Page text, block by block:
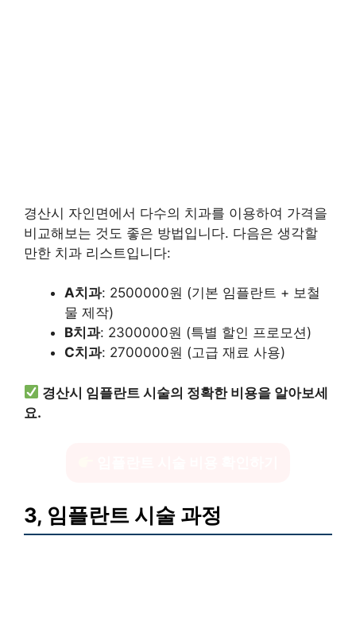
경산시 자인면에서 다수의 치과를 이용하여 가격을
비교해보는 것도 좋은 방법입니다. 다음은 생각할
만한 치과 리스트입니다:
A치과: 2500000원 (기본 임플란트 + 보철
물 제작)
B치과: 2300000원 (특별 할인 프로모션)
C치과: 2700000원 (고급 재료 사용)
경산시 임플란트 시술의 정확한 비용을 알아보세
요.
3, 임플란트 시술 과정